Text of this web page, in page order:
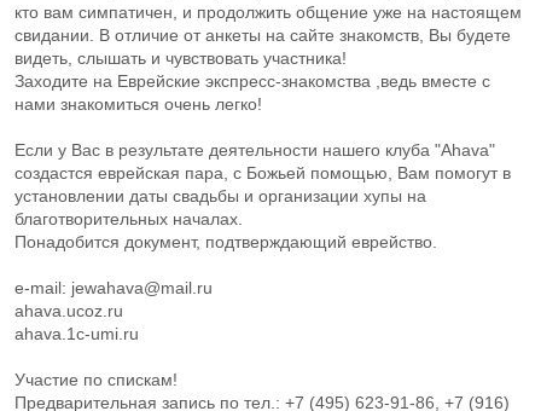
кто вам симпатичен, и продолжить общение уже на настоящем
свидании. В отличие от анкеты на сайте знакомств, Вы будете
видеть, слышать и чувствовать участника!
Заходите на Еврейские экспресс-знакомства ,ведь вместе с
нами знакомиться очень легко!
Если у Вас в результате деятельности нашего клуба "Ahava"
создастся еврейская пара, с Божьей помощью, Вам помогут в
установлении даты свадьбы и организации хупы на
благотворительных началах.
Понадобится документ, подтверждающий еврейство.
e-mail: jewahava@mail.ru
ahava.ucoz.ru
ahava.1c-umi.ru
Участие по спискам!
Предварительная запись по тел.: +7 (495) 623-91-86, +7 (916)